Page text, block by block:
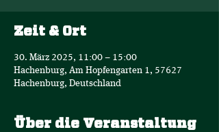
Zeit & Ort
30. März 2025, 11:00 – 15:00
Hachenburg, Am Hopfengarten 1, 57627
Hachenburg, Deutschland
Über die Veranstaltung